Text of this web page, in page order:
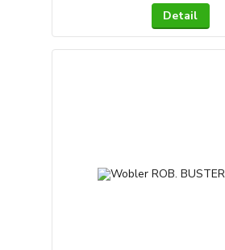
Detail